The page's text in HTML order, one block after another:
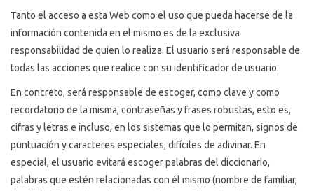
Tanto el acceso a esta Web como el uso que pueda hacerse de la
información contenida en el mismo es de la exclusiva
responsabilidad de quien lo realiza. El usuario será responsable de
todas las acciones que realice con su identificador de usuario.
En concreto, será responsable de escoger, como clave y como
recordatorio de la misma, contraseñas y frases robustas, esto es,
cifras y letras e incluso, en los sistemas que lo permitan, signos de
puntuación y caracteres especiales, difíciles de adivinar. En
especial, el usuario evitará escoger palabras del diccionario,
palabras que estén relacionadas con él mismo (nombre de familiar,